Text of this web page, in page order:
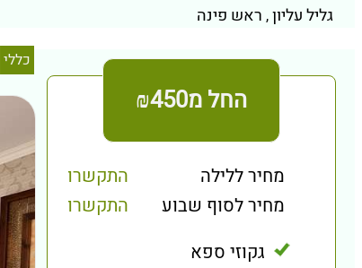
גליל עליון, ראש פינה
החל מ₪450
מחיר ללילה
התקשרו
מחיר לסוף שבוע
התקשרו
גקוזי ספא
כללי